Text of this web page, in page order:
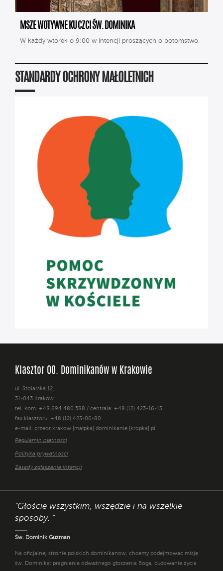
MSZE WOTYWNE KU CZCI ŚW. DOMINIKA
W każdy wtorek o 9:00 w intencji proszących o potomstwo.
STANDARDY OCHRONY MAŁOLETNICH
Klasztor OO. Dominikanów w Krakowie
ul. Stolarska 12,
31-043 Kraków
tel. kom. +48 694 480 588 / centrala: +48 (12) 423-16-13
fax klasztoru: +48 (12) 423-00-80
e-mail: przeor.krakow [małpka] dominikanie [kropka] pl
Regulamin płatności
Polityka prywatności
Zasady zgłaszania intencji
"Głoście wszystkim, wszędzie i na wszelkie
sposoby. "
Św. Dominik Guzman
Na oficjalnej stronie polskich dominikanów, chcemy podejmować misję
św. Dominika: pragnienie odważnego głoszenia Boga, budowanie życia